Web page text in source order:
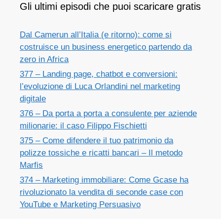
Gli ultimi episodi che puoi scaricare gratis
Dal Camerun all’Italia (e ritorno): come si
costruisce un business energetico partendo da
zero in Africa
377 – Landing page, chatbot e conversioni:
l’evoluzione di Luca Orlandini nel marketing
digitale
376 – Da porta a porta a consulente per aziende
milionarie: il caso Filippo Fischietti
375 – Come difendere il tuo patrimonio da
polizze tossiche e ricatti bancari – Il metodo
Marfis
374 – Marketing immobiliare: Come Gcase ha
rivoluzionato la vendita di seconde case con
YouTube e Marketing Persuasivo